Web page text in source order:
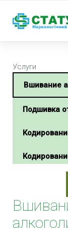
Услуги
Вшивание
Подшивка